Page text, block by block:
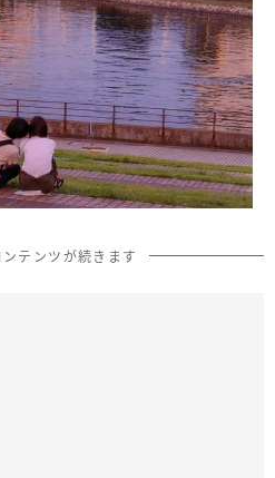
テンツが続きます